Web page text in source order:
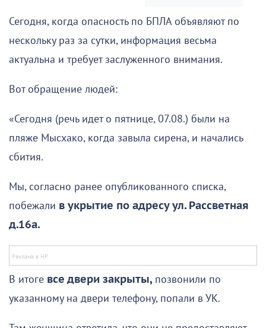
Сегодня, когда опасность по БПЛА объявляют по
нескольку раз за сутки, информация весьма
актуальна и требует заслуженного внимания.
Вот обращение людей:
«Сегодня (речь идет о пятнице, 07.08.) были на
пляже Мысхако, когда завыла сирена, и начались
сбития.
Мы, согласно ранее опубликованного списка,
побежали в укрытие по адресу ул. Рассветная
д.16а.
В итоге все двери закрыты, позвонили по
указанному на двери телефону, попали в УК.